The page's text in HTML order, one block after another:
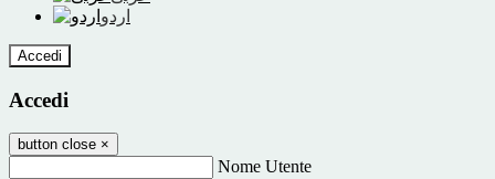
اردو
Accedi
Accedi
button close ×
Nome Utente